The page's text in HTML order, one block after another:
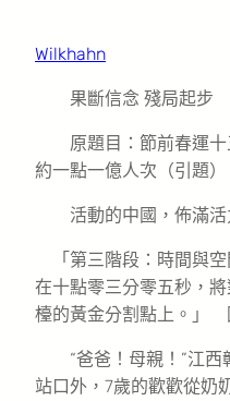
Wilkhahn
果斷信念 殘局起步
原題目：節前春運十
約一點一億人次（引題）
活動的中國，佈滿活
「第三階段：時間與
在十點零三分零五秒，
檯的黃金分割點上。」
“爸爸！母親！”江西
站口外，7歲的歡歡從奶